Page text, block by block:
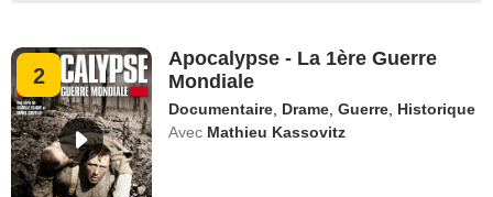
2
Apocalypse - La 1ère Guerre
Mondiale
Documentaire Drame ,Guerre Historique
Avec Mathieu Kassovitz